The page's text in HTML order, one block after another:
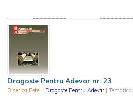
Dragoste Pentru Adevar nr. 23
Biserica Betel | Dragoste Pentru Adevar | Tematica: